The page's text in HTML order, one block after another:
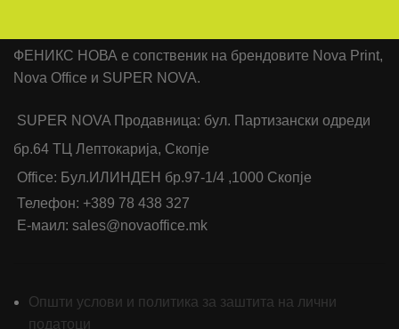
ФЕНИКС НОВА е сопственик на брендовите Nova Print,
Nova Office и SUPER NOVA.
SUPER NOVA Продавница: бул. Партизански одреди
бр.64 ТЦ Лептокарија, Скопје
Office: Бул.ИЛИНДЕН бр.97-1/4 ,1000 Скопје
Телефон: +389 78 438 327
Е-маил: sales@novaoffice.mk
Општи услови и политика за заштита на лични
податоци